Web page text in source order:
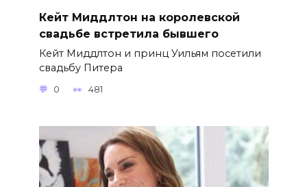
Кейт Миддлтон на королевской
свадьбе встретила бывшего
Кейт Миддлтон и принц Уильям посетили
свадьбу Питера
0 481